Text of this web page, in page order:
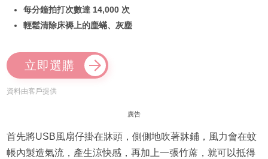
每分鐘拍打次數達 14,000 次
輕鬆清除床褥上的塵蟎、灰塵
立即選購
資料由客戶提供
廣告
首先將USB風扇仔掛在牀頭，側側地吹著牀鋪，風力會在蚊
帳內製造氣流，產生涼快感，再加上一張竹蓆，就可以抵得